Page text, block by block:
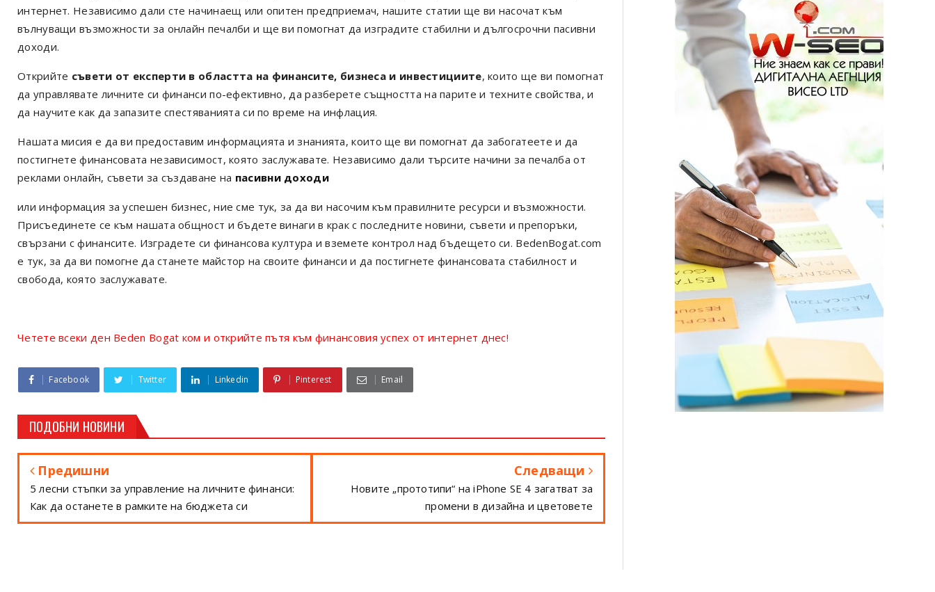
интернет. Независимо дали сте начинаещ или опитен предприемач, нашите статии ще ви насочат към
вълнуващи възможности за онлайн печалби и ще ви помогнат да изградите стабилни и дългосрочни пасивни
доходи.
Открийте съвети от експерти в областта на финансите, бизнеса и инвестициите, които ще ви помогнат
да управлявате личните си финанси по-ефективно, да разберете същността на парите и техните свойства, и
да научите как да запазите спестяванията си по време на инфлация.
Нашата мисия е да ви предоставим информацията и знанията, които ще ви помогнат да забогатеете и да
постигнете финансовата независимост, която заслужавате. Независимо дали търсите начини за печалба от
реклами онлайн, съвети за създаване на пасивни доходи
или информация за успешен бизнес, ние сме тук, за да ви насочим към правилните ресурси и възможности.
Присъединете се към нашата общност и бъдете винаги в крак с последните новини, съвети и препоръки,
свързани с финансите. Изградете си финансова култура и вземете контрол над бъдещето си. BedenBogat.com
е тук, за да ви помогне да станете майстор на своите финанси и да постигнете финансовата стабилност и
свобода, която заслужавате.
Четете всеки ден Beden Bogat ком и открийте пътя към финансовия успех от интернет днес!
Facebook Twitter Linkedin Pinterest Email
ПОДОБНИ НОВИНИ
Предишни
5 лесни стъпки за управление на личните финанси:
Как да останете в рамките на бюджета си
Следващи
Новите „прототипи“ на iPhone SE 4 загатват за
промени в дизайна и цветовете